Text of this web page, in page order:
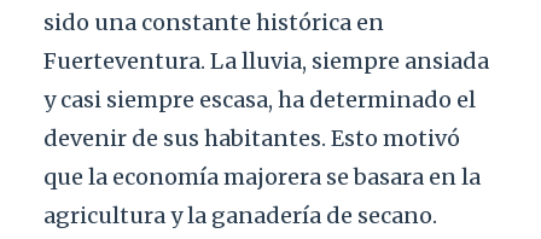
sido una constante histórica en
Fuerteventura. La lluvia, siempre ansiada
y casi siempre escasa, ha determinado el
devenir de sus habitantes. Esto motivó
que la economía majorera se basara en la
agricultura y la ganadería de secano.